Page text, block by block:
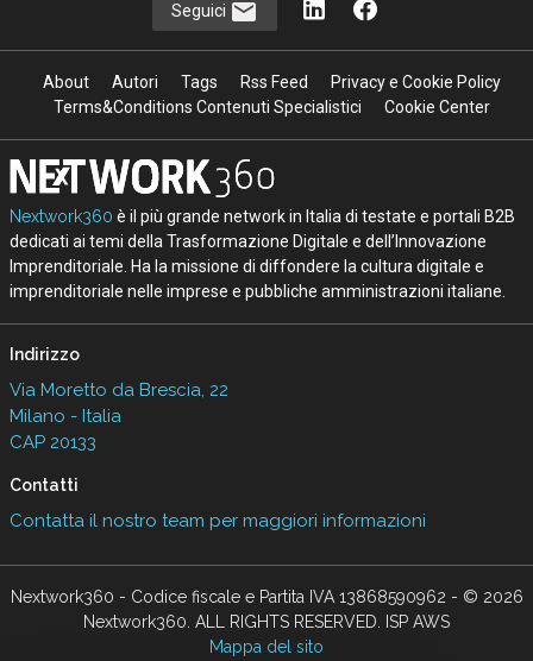
Seguici
About Autori Tags Rss Feed
Privacy e Cookie Policy
Terms&Conditions Contenuti Specialistici
Cookie Center
Nextwork360 è il più grande network in Italia di testate e portali B2B
dedicati ai temi della Trasformazione Digitale e dell’Innovazione
Imprenditoriale. Ha la missione di diffondere la cultura digitale e
imprenditoriale nelle imprese e pubbliche amministrazioni italiane.
Indirizzo
Via Moretto da Brescia, 22
Milano - Italia
CAP 20133
Contatti
Contatta il nostro team per maggiori informazioni
Nextwork360 - Codice fiscale e Partita IVA 13868590962 - © 2026
Nextwork360. ALL RIGHTS RESERVED. ISP AWS
Mappa del sito